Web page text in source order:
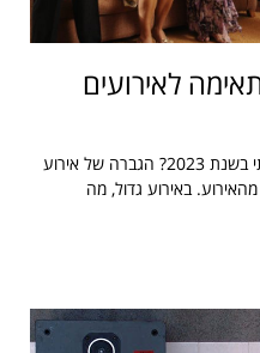
לאירועים
איך בוחרים מערכת הגברה לאירוע ביתי בשנת 2023? הגברה של אירוע
מהאירוע. באירוע גדול, מה